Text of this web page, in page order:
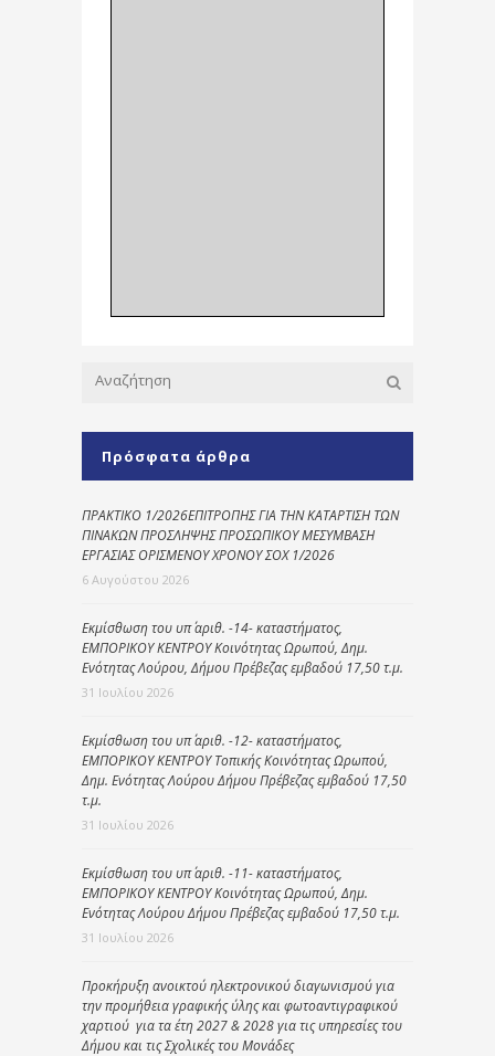
Πρόσφατα άρθρα
ΠΡΑΚΤΙΚΟ 1/2026ΕΠΙΤΡΟΠΗΣ ΓΙΑ ΤΗΝ ΚΑΤΑΡΤΙΣΗ ΤΩΝ
ΠΙΝΑΚΩΝ ΠΡΟΣΛΗΨΗΣ ΠΡΟΣΩΠΙΚΟΥ ΜΕΣΥΜΒΑΣΗ
ΕΡΓΑΣΙΑΣ ΟΡΙΣΜΕΝΟΥ ΧΡΟΝΟΥ ΣΟΧ 1/2026
6 Αυγούστου 2026
Εκμίσθωση του υπ΄ αριθ. -14- καταστήματος,
ΕΜΠΟΡΙΚΟΥ ΚΕΝΤΡΟΥ Κοινότητας Ωρωπού, Δημ.
Ενότητας Λούρου, Δήμου Πρέβεζας εμβαδού 17,50 τ.μ.
31 Ιουλίου 2026
Εκμίσθωση του υπ΄ αριθ. -12- καταστήματος,
ΕΜΠΟΡΙΚΟΥ ΚΕΝΤΡΟΥ Τοπικής Κοινότητας Ωρωπού,
Δημ. Ενότητας Λούρου Δήμου Πρέβεζας εμβαδού 17,50
τ.μ.
31 Ιουλίου 2026
Εκμίσθωση του υπ΄ αριθ. -11- καταστήματος,
ΕΜΠΟΡΙΚΟΥ ΚΕΝΤΡΟΥ Κοινότητας Ωρωπού, Δημ.
Ενότητας Λούρου Δήμου Πρέβεζας εμβαδού 17,50 τ.μ.
31 Ιουλίου 2026
Προκήρυξη ανοικτού ηλεκτρονικού διαγωνισμού για
την προμήθεια γραφικής ύλης και φωτοαντιγραφικού
χαρτιού για τα έτη 2027 & 2028 για τις υπηρεσίες του
Δήμου και τις Σχολικές του Μονάδες